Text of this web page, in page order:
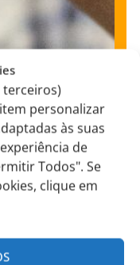
terceiros)
personalizar
às suas
de
Todos". Se
clique em